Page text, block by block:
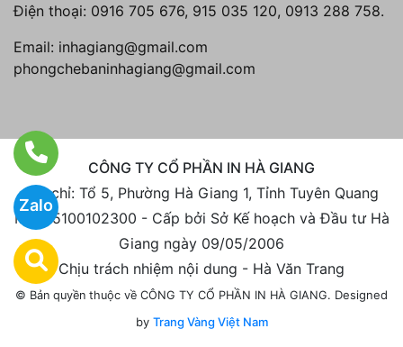
Zalo
Điện thoại: 0916 705 676, 915 035 120, 0913 288 758.
Email: inhagiang@gmail.com
phongchebaninhagiang@gmail.com
CÔNG TY CỔ PHẦN IN HÀ GIANG
Địa chỉ: Tổ 5, Phường Hà Giang 1, Tỉnh Tuyên Quang
MST: 5100102300 - Cấp bởi Sở Kế hoạch và Đầu tư Hà
Giang ngày 09/05/2006
Chịu trách nhiệm nội dung - Hà Văn Trang
© Bản quyền thuộc về CÔNG TY CỔ PHẦN IN HÀ GIANG. Designed
by Trang Vàng Việt Nam